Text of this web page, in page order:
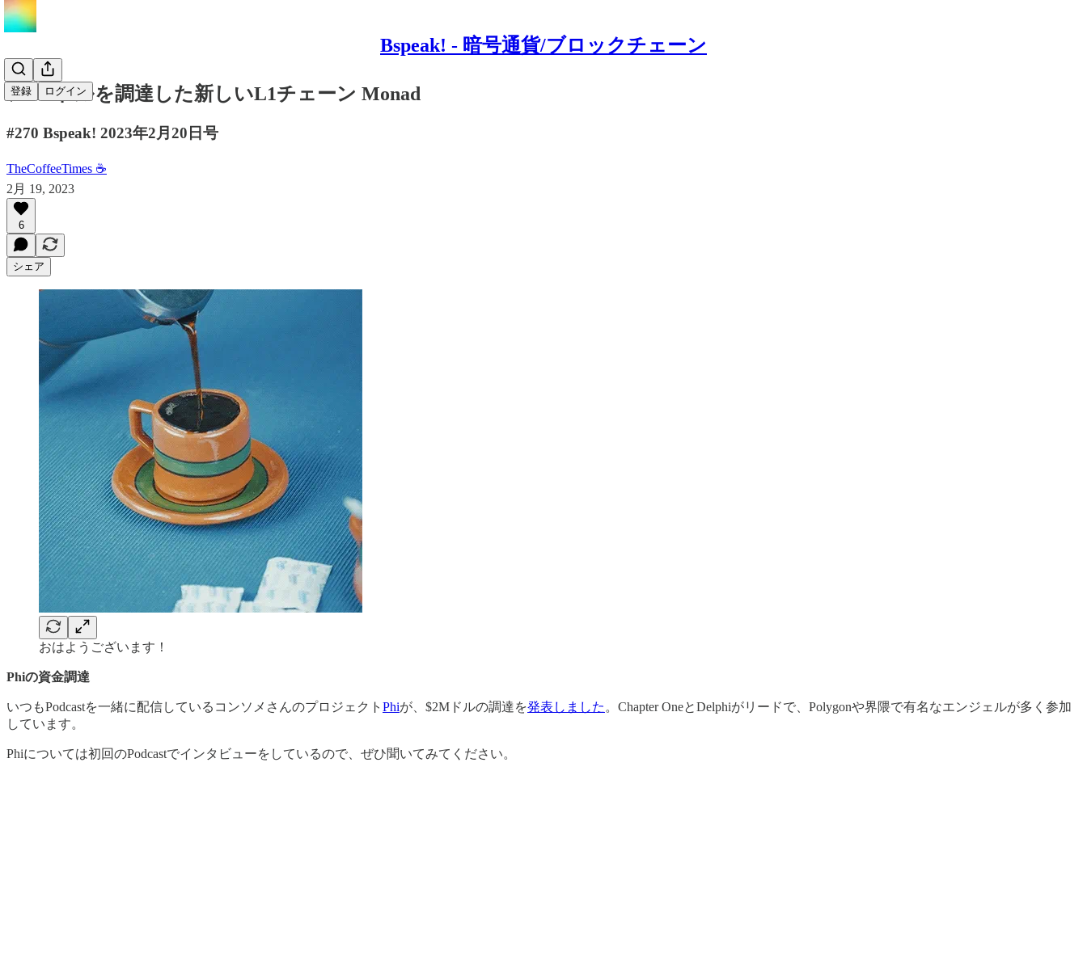
Bspeak! - 暗号通貨/ブロックチェーン
登録 ログイン
$19Mドルを調達した新しいL1チェーン Monad
#270 Bspeak! 2023年2月20日号
TheCoffeeTimes ☕
2月 19, 2023
6
シェア
おはようございます！
Phiの資金調達
いつもPodcastを一緒に配信しているコンソメさんのプロジェクト Phiが、$2Mドルの調達を発表しました 。Chapter OneとDelphiがリードで、Polygonや界隈で有名なエンジェルが多く参加
しています。
Phiについては初回のPodcastでインタビューをしているので、ぜひ聞いてみてください。